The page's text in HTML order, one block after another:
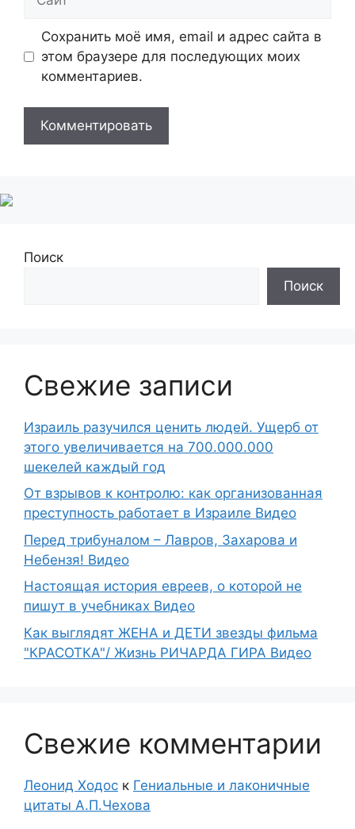
Сохранить моё имя, email и адрес сайта в
этом браузере для последующих моих
комментариев.
Поиск
Поиск
Свежие записи
Израиль разучился ценить людей. Ущерб от
этого увеличивается на 700.000.000
шекелей каждый год
От взрывов к контролю: как организованная
преступность работает в Израиле Видео
Перед трибуналом – Лавров, Захарова и
Небензя! Видео
Настоящая история евреев, о которой не
пишут в учебниках Видео
Как выглядят ЖЕНА и ДЕТИ звезды фильма
"КРАСОТКА"/ Жизнь РИЧАРДА ГИРА Видео
Свежие комментарии
Леонид Ходос к Гениальные и лаконичные
цитаты А.П.Чехова